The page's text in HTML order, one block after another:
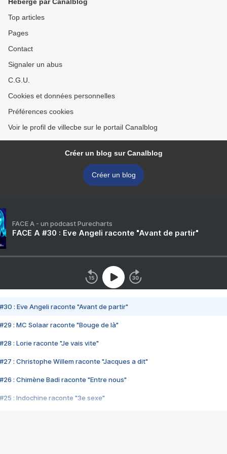
Top articles
Pages
Contact
Signaler un abus
C.G.U.
Cookies et données personnelles
Préférences cookies
Voir le profil de villecbe sur le portail Canalblog
Créer un blog sur Canalblog
Créer un blog
FACE A - un podcast Purecharts
FACE A #30 : Eve Angeli raconte "Avant de partir"
#30 : Eve Angeli raconte "Avant de partir"
#29 : MC Solaar raconte "Bouge de là"
#28 : Lorie raconte "Je vais vite"
#27 : Christophe Willem raconte "Jacques a dit"
#26 : Chimène Badi raconte "Entre nous"
#25 : Indochine raconte "3e sexe"